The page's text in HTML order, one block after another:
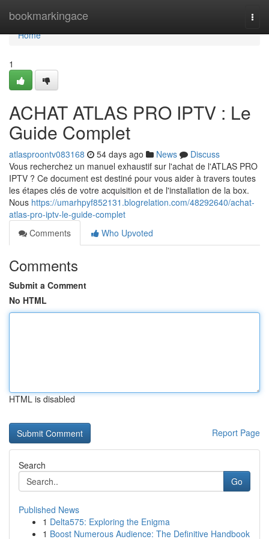
bookmarkingace
Home
Home
1
ACHAT ATLAS PRO IPTV : Le
Guide Complet
atlasproontv083168 54 days ago News
Discuss
Vous recherchez un manuel exhaustif sur l'achat de l'ATLAS PRO
IPTV ? Ce document est destiné pour vous aider à travers toutes
les étapes clés de votre acquisition et de l'installation de la box.
Nous https://umarhpyf852131.blogrelation.com/48292640/achat-
atlas-pro-iptv-le-guide-complet
Comments
Who Upvoted
Comments
Submit a Comment
No HTML
HTML is disabled
Report Page
Search
Go
Published News
1 Delta575: Exploring the Enigma
1 Boost Numerous Audience: The Definitive Handbook